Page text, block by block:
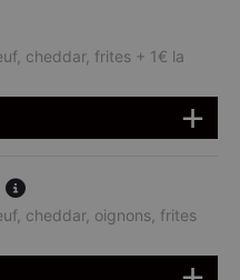
cheddar, frites + 1€ la
cheddar, oignons, frites